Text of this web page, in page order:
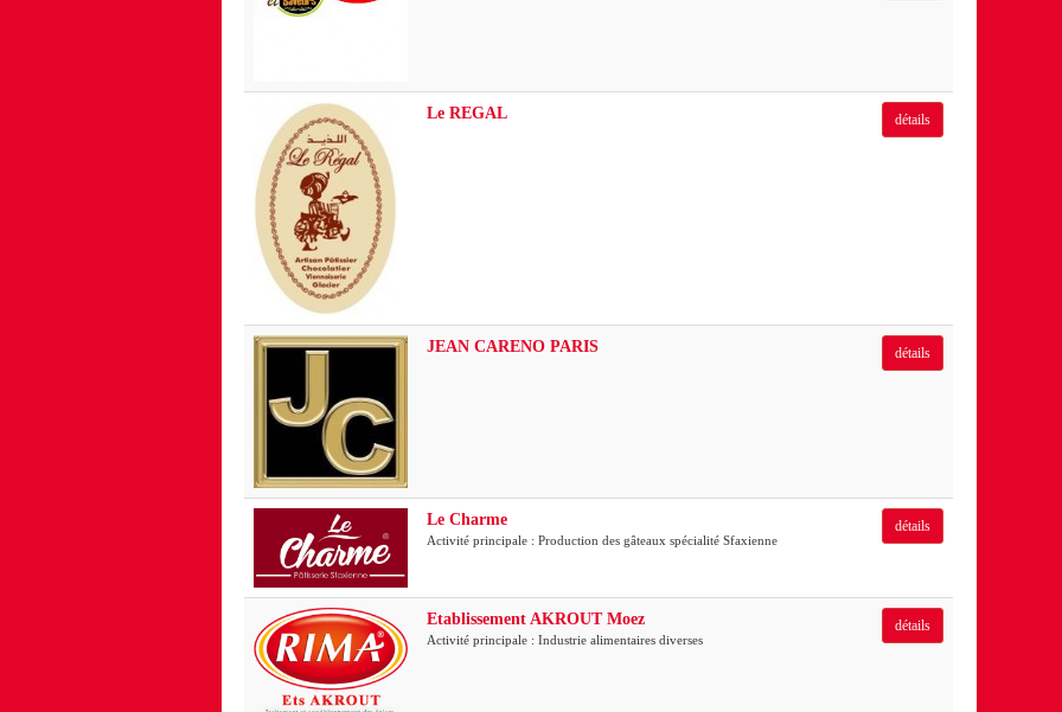
Le REGAL détails
JEAN CARENO PARIS détails
Le Charme
Activité principale : Production des gâteaux spécialité Sfaxienne
détails
Etablissement AKROUT Moez
Activité principale : Industrie alimentaires diverses
détails